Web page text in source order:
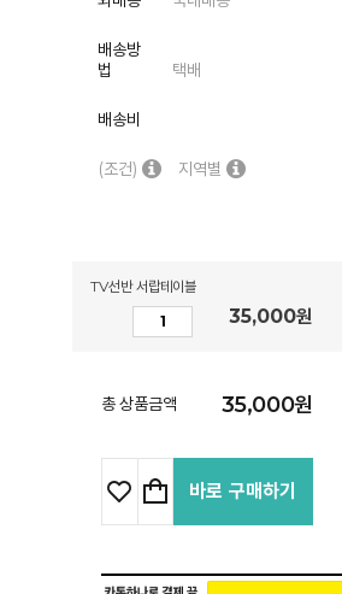
배송방
법
택배
배송비
(조건) 지역별
TV선반 서랍테이블
35,000원
총 상품금액 35,000원
바로 구매하기